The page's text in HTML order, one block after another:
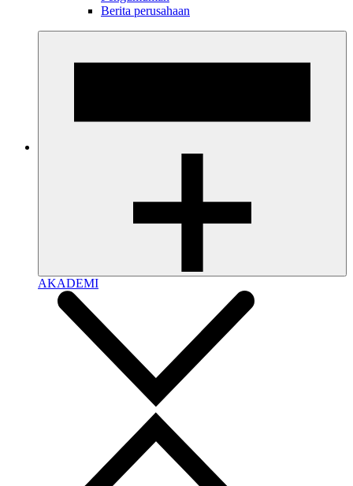
Berita perusahaan
AKADEMI